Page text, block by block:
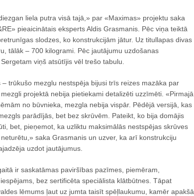
liela putra visā tajā,» par «Maximas» projektu saka
pieaicinātais eksperts Aldis Grasmanis. Pēc viņa teiktā
slodzes, ko konstrukcijām jātur. Uz titullapas divas
tālāk – 700 kilogrami. Pēc jautājumu uzdošanas
viņš atsūtījis vēl trešo tabulu.
trūkušo mezglu nestspēja bijusi trīs reizes mazāka par
projektā nebija pietiekami detalizēti uzzīmēti. «Pirmajā
no būvnieka, mezgla nebija vispār. Pēdējā versijā, kas
parādījās, bet bez skrūvēm. Pateikt, ko bija domājis
bet, pieņemot, ka uzliktu maksimālās nestspējas skrūves
saka Grasmanis un uzver, ka arī konstrukciju
uzdot jautājumus.
ir saskatāmas paviršības pazīmes, piemēram,
bez sertificēta speciālista klātbūtnes. Tāpat
lēmums ļaut uz jumta taisīt spēļlaukumu, kamēr apakšā